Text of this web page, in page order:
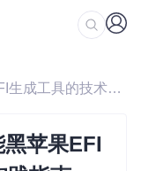
/ OpCore Simplify：智能黑苹果EFI生成工具的技术解析与实践指南
苹果EFI